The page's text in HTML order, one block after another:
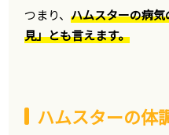
つまり、ハムスターの病
見」とも言えます。
ハムスターの体